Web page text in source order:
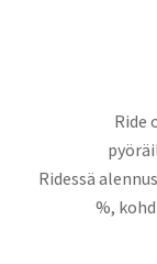
Ride
Ridessä
%,